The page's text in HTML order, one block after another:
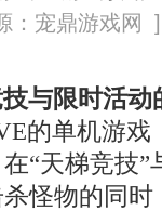
：宠鼎游戏网 ]
限时活动
单机游戏
“天梯竞技”
怪物的同